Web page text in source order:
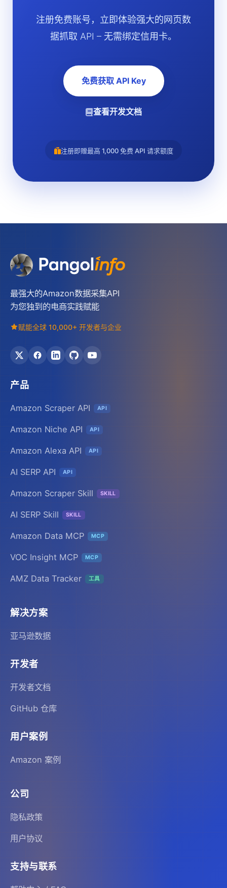
注册免费账号，立即体验强大的网页数
据抓取 API – 无需绑定信用卡。
免费获取 API Key
查看开发文档
注册即赠最高 1,000 免费 API 请求额度
最强大的Amazon数据采集API
为您独到的电商实践赋能
赋能全球 10,000+ 开发者与企业
产品
Amazon Scraper API API
Amazon Niche API API
Amazon Alexa API API
AI SERP API API
Amazon Scraper Skill SKILL
AI SERP Skill SKILL
Amazon Data MCP MCP
VOC Insight MCP MCP
AMZ Data Tracker 工具
解决方案
亚马逊数据
开发者
开发者文档
GitHub 仓库
用户案例
Amazon 案例
公司
隐私政策
用户协议
支持与联系